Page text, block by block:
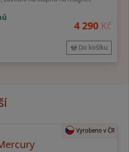
4 290 Kč
Do košíku
Vyrobeno v ČR